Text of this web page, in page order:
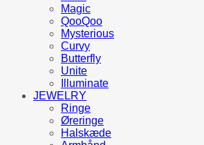
Magic
QooQoo
Mysterious
Curvy
Butterfly
Unite
Illuminate
JEWELRY
Ringe
Øreringe
Halskæde